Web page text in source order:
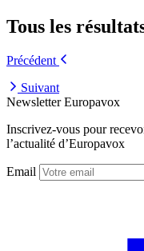
Tous les
Précédent
Suivant
Newsletter Europavox
Inscrivez-vous pour
l’actualité d’Europavox
Email